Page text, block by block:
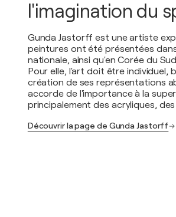
l'imagination du
Gunda Jastorff est une artiste
peintures ont été présentées
nationale, ainsi qu'en Corée du
Pour elle, l'art doit être individuel,
création de ses représentations
accorde de l'importance à la
principalement des acryliques,
Découvrir la page de Gunda Jastorff